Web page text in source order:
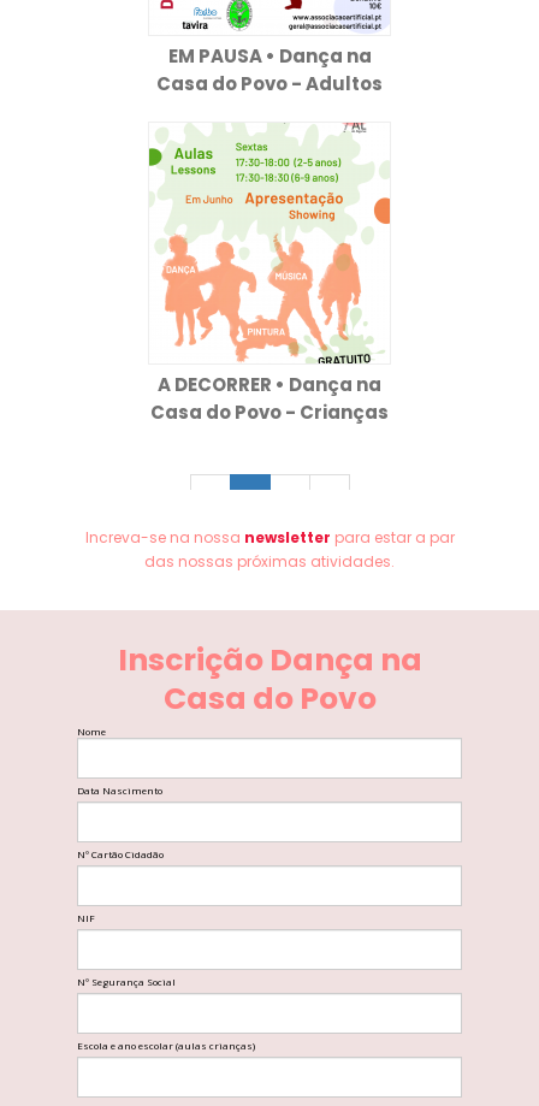
Increva-se na nossa newsletter para estar a par
das nossas próximas atividades.
EM PAUSA • Dança na
Casa do Povo - Adultos
A DECORRER • Dança na
Casa do Povo - Crianças
1
Nome
Data Nascimento
Nº Cartão Cidadão
NIF
Nº Segurança Social
Escola e ano escolar (aulas crianças)
Inscrição Dança na
Casa do Povo